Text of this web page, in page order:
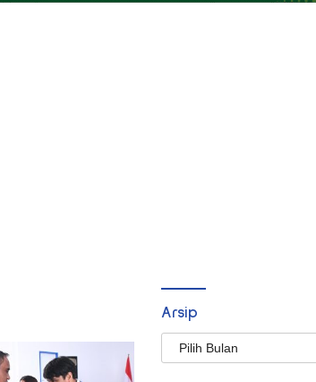
Arsip
Arsip